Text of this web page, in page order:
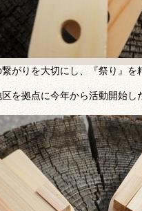
繋がりを大切にし、『祭り』を
を拠点に今年から活動開始し